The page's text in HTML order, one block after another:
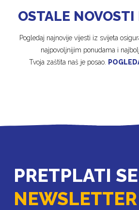
OSTALE NOVOSTI
Pogledaj najnovije vijesti iz svijeta
najpovoljnijim ponudama i
Tvoja zaštita naš je posao.
PRETPLATI
NEWSLETTER